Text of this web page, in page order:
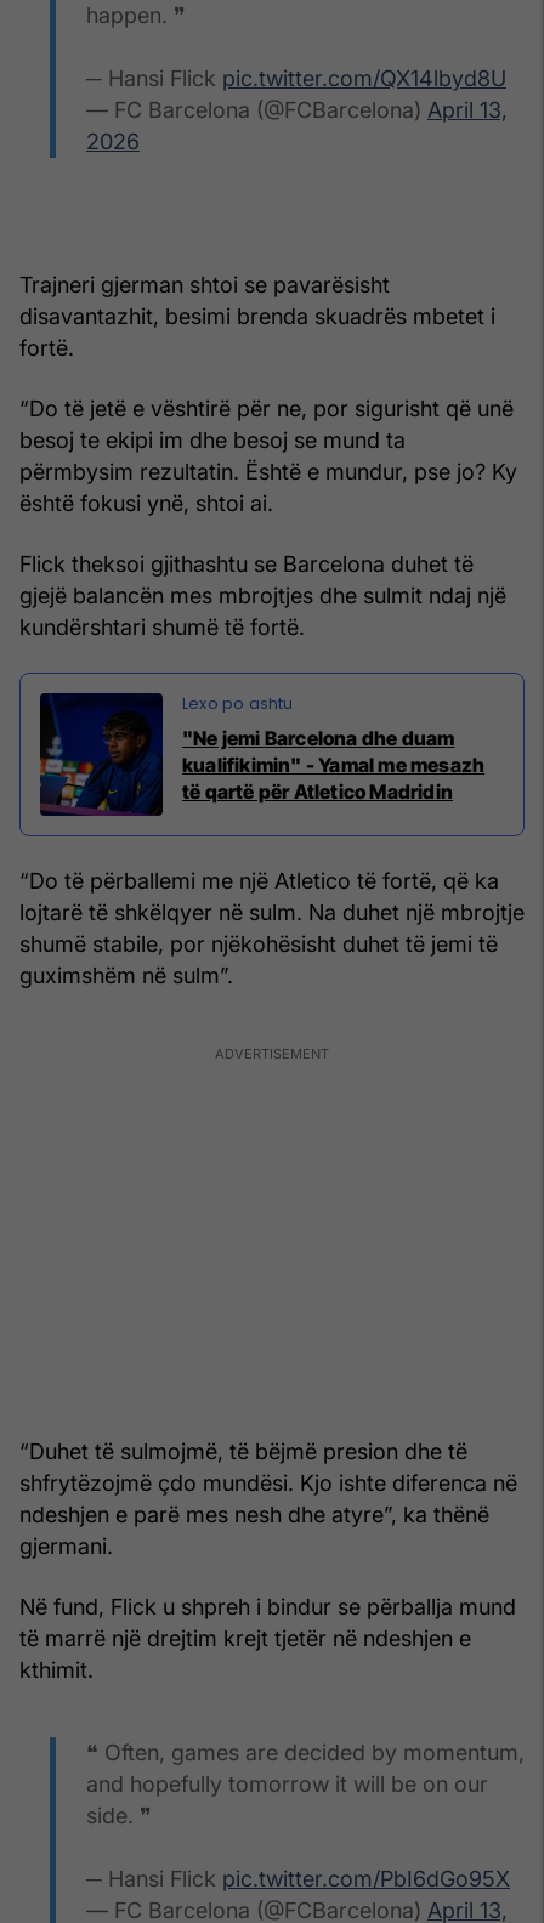
happen. ❞
─ Hansi Flick pic.twitter.com/QX14lbyd8U
— FC Barcelona (@FCBarcelona) April 13,
2026
Trajneri gjerman shtoi se pavarësisht
disavantazhit, besimi brenda skuadrës mbetet i
fortë.
“Do të jetë e vështirë për ne, por sigurisht që unë
besoj te ekipi im dhe besoj se mund ta
përmbysim rezultatin. Është e mundur, pse jo? Ky
është fokusi ynë, shtoi ai.
Flick theksoi gjithashtu se Barcelona duhet të
gjejë balancën mes mbrojtjes dhe sulmit ndaj një
kundërshtari shumë të fortë.
"Ne jemi Barcelona dhe duam
kualifikimin" - Yamal me mesazh
të qartë për Atletico Madridin
“Do të përballemi me një Atletico të fortë, që ka
lojtarë të shkëlqyer në sulm. Na duhet një mbrojtje
shumë stabile, por njëkohësisht duhet të jemi të
guximshëm në sulm”.
“Duhet të sulmojmë, të bëjmë presion dhe të
shfrytëzojmë çdo mundësi. Kjo ishte diferenca në
ndeshjen e parë mes nesh dhe atyre”, ka thënë
gjermani.
Në fund, Flick u shpreh i bindur se përballja mund
të marrë një drejtim krejt tjetër në ndeshjen e
kthimit.
❝ Often, games are decided by momentum,
and hopefully tomorrow it will be on our
side. ❞
─ Hansi Flick pic.twitter.com/PbI6dGo95X
— FC Barcelona (@FCBarcelona) April 13,